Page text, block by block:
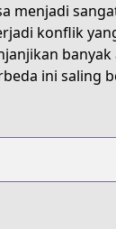
menjadi
konflik
ini saling